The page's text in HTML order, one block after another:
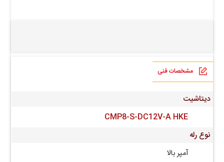
مشخصات فنی
دیتاشیت
CMP8-S-DC12V-A HKE
نوع رله
آمپر بالا